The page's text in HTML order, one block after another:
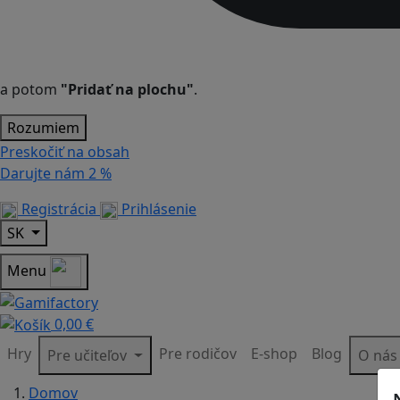
a potom "Pridať na plochu".
Rozumiem
Preskočiť na obsah
Darujte nám 2 %
Registrácia
Prihlásenie
SK
Menu
0,00 €
Hry
Pre učiteľov Pre rodičov E-shop Blog O nás
Domov